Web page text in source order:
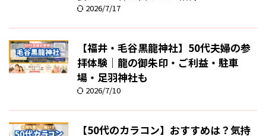
2026/7/17
【福井・毛谷黒龍神社】50代夫婦の参
拝体験｜龍の御朱印・ご利益・駐車
場・足羽神社も
2026/7/10
【50代のカラコン】おすすめは？気持